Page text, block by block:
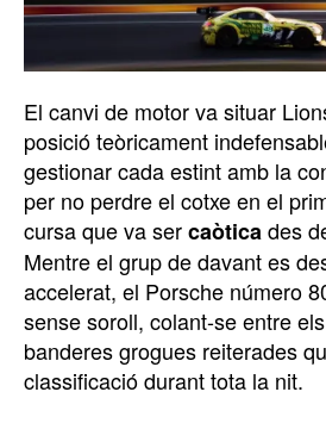
El canvi de motor va situar
posició teòricament
gestionar cada estint amb la
per no perdre el cotxe en el
cursa que va sercaòticades
Mentre el grup de davant es
accelerat, el Porsche número
sense soroll, colant-se entre
banderes grogues reiterades
classificació durant tota la nit.